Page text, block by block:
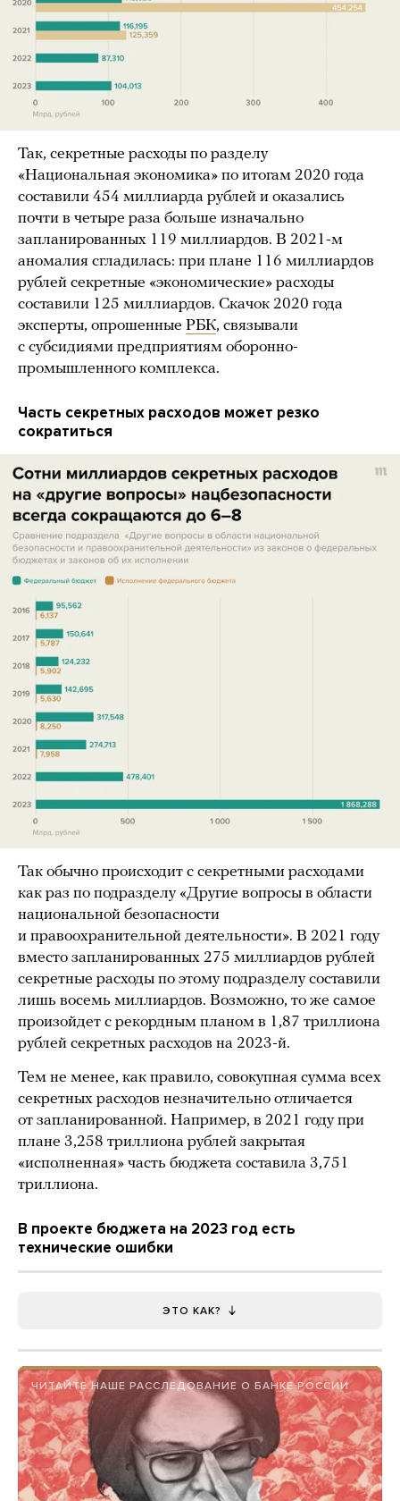
Так, секретные расходы по разделу
«Национальная экономика» по итогам 2020 года
составили 454 миллиарда рублей и оказались
почти в четыре раза больше изначально
запланированных 119 миллиардов. В 2021-м
аномалия сгладилась: при плане 116 миллиардов
рублей секретные «экономические» расходы
составили 125 миллиардов. Скачок 2020 года
эксперты, опрошенные РБК, связывали
с субсидиями предприятиям оборонно-
промышленного комплекса.
Часть секретных расходов может резко
сократиться
Так обычно происходит с секретными расходами
как раз по подразделу «Другие вопросы в области
национальной безопасности
и правоохранительной деятельности». В 2021 году
вместо запланированных 275 миллиардов рублей
секретные расходы по этому подразделу составили
лишь восемь миллиардов. Возможно, то же самое
произойдет с рекордным планом в 1,87 триллиона
рублей секретных расходов на 2023-й.
Тем не менее, как правило, совокупная сумма всех
секретных расходов незначительно отличается
от запланированной. Например, в 2021 году при
плане 3,258 триллиона рублей закрытая
«исполненная» часть бюджета составила 3,751
триллиона.
В проекте бюджета на 2023 год есть
технические ошибки
ЭТО КАК?
ЧИТАЙТЕ НАШЕ РАССЛЕДОВАНИЕ О БАНКЕ РОССИИ